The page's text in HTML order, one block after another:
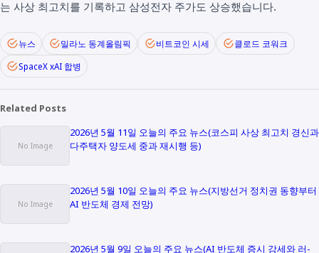
는 사상 최고치를 기록하고 삼성전자 주가도 상승했습니다.
뉴스 밀라노 동계올림픽 비트코인 시세
클로드 코워크
SpaceX xAI 합병
Related Posts
2026년 5월 11일 오늘의 주요 뉴스(코스피 사상 최고치 경신과
다주택자 양도세 중과 재시행 등)
2026년 5월 10일 오늘의 주요 뉴스(지방선거 정치권 동향부터
AI 반도체 경제 전망)
2026년 5월 9일 오늘의 주요 뉴스(AI 반도체 증시 강세와 러-